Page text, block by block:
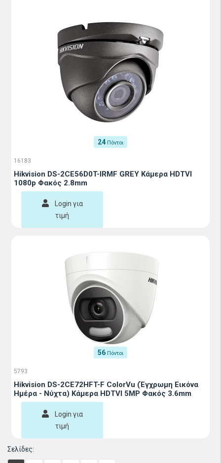
24 Πόντοι
16183
Hikvision DS-2CE56D0T-IRMF GREY Κάμερα HDTVI
1080p Φακός 2.8mm
Login για
τιμή
56 Πόντοι
5793
Hikvision DS-2CE72HFT-F ColorVu (Έγχρωμη Εικόνα
Ημέρα - Νύχτα) Κάμερα HDTVI 5MP Φακός 3.6mm
Login για
τιμή
Σελίδες: